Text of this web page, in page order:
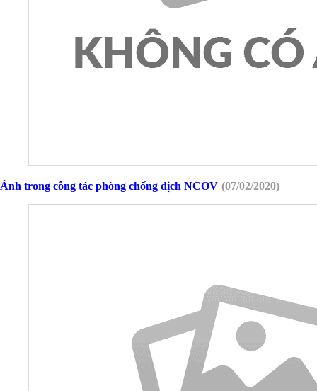
Ảnh trong công tác phòng chống dịch NCOV (07/02/2020)